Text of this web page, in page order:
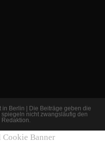
Berlin | Die Beiträge geben die
nicht zwangsläufig den
Redaktion.
Cookie Banner